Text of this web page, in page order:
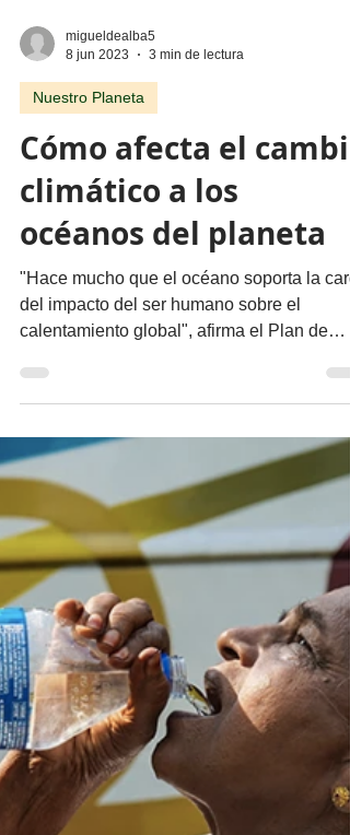
migueldealba5
3 min de lectura
Nuestro Planeta
Cómo afecta el cambio
climático a los
océanos del planeta
del impacto del ser humano sobre el
calentamiento global", afirma el Plan de
acción contra el...